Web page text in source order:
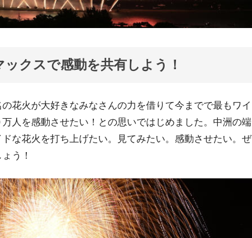
クスで感動を共有しよう！
花火が大好きなみなさんの力を借りて今までで最もワイ
人を感動させたい！との思いではじめました。中洲の端
な花火を打ち上げたい。見てみたい。感動させたい。ぜ
う！